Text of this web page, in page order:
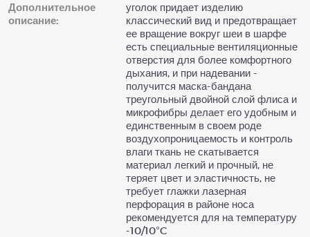
Дополнительное
описание:
уголок придает изделию
классический вид и предотвращает
ее вращение вокруг шеи в шарфе
есть специальные вентиляционные
отверстия для более комфортного
дыхания, и при надевании -
получится маска-бандана
треугольный двойной слой флиса и
микрофибры делает его удобным и
единственным в своем роде
воздухопроницаемость и контроль
влаги ткань не скатывается
материал легкий и прочный, не
теряет цвет и эластичность, не
требует глажки лазерная
перфорация в районе носа
рекомендуется для на температуру
-10/10°C